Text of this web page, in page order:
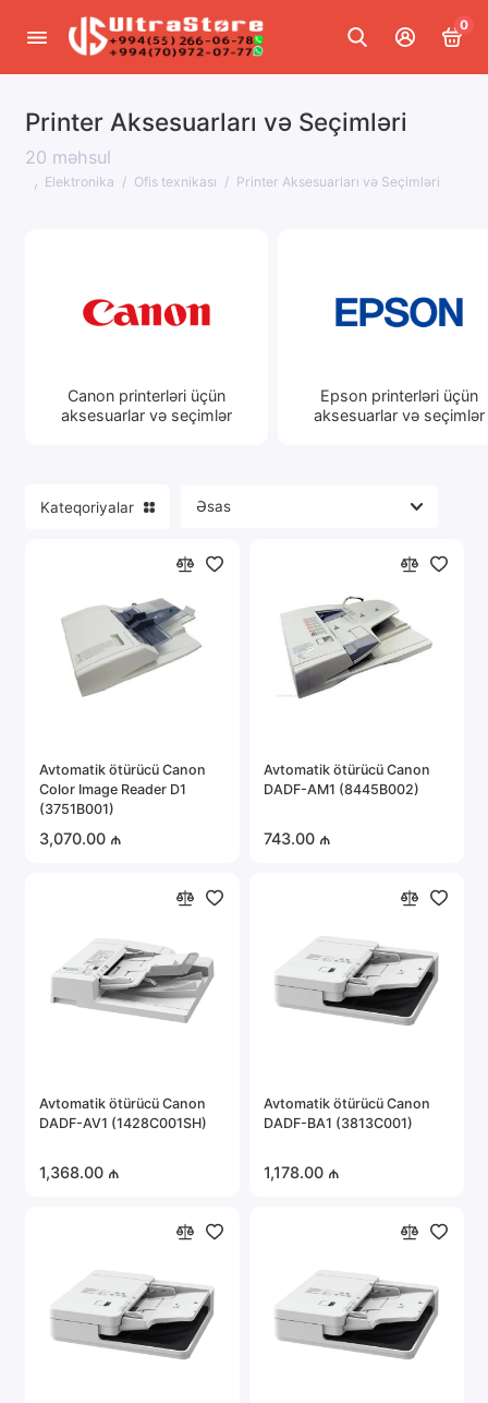
0
Printer Aksesuarları və Seçimləri
20 məhsul
Elektronika Ofis texnikası Printer Aksesuarları və Seçimləri
Smartfonlar və qadcetlər
Noutbuklar və planşetlər
TV, audio və video
Interaktiv avadanlıq
Portativ elektronika
Server avadanlığı
Təhlükəsizlik sistemləri
Avtomobil elektronikası
Canon printerləri üçün
aksesuarlar və seçimlər
Epson printerləri üçün
aksesuarlar və seçimlər
Kateqoriyalar
Avtomatik ötürücü Canon
Color Image Reader D1
(3751B001)
3,070.00 ₼
Avtomatik ötürücü Canon
DADF-AM1 (8445B002)
743.00 ₼
Avtomatik ötürücü Canon
DADF-AV1 (1428C001SH)
1,368.00 ₼
Avtomatik ötürücü Canon
DADF-BA1 (3813C001)
1,178.00 ₼